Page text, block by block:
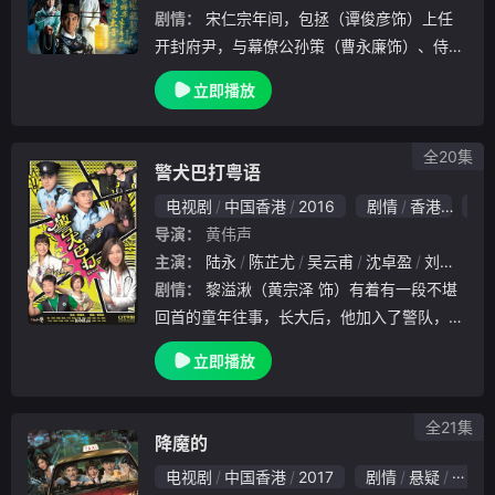
剧情：
开封府尹，与幕僚公孙策（曹永廉饰）、侍卫
展昭（张振朗饰）、四捕快合力打击歪风。商
人之女云千羽（胡定欣饰）能言善辩，得公孙
立即播放
警犬巴打粤语
电视剧 中国香港 2016 剧情 香港
导演：
黄伟声
主演：
陆永 陈芷尤 吴云甫 沈卓盈 刘江
剧情：
回首的童年往事，长大后，他加入了警队，成
为了一名领犬员。让黎溢湫没有想到的是，自
己所分配到的警犬巴打，竟然曾是毒枭所圈养
立即播放
全20集
降魔的
电视剧 中国香港 2017 剧情 悬疑 惊悚
全21集